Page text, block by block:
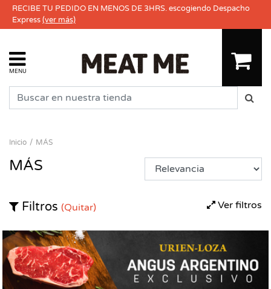
RECIBE TU PEDIDO EN MENOS DE 3HRS. escogiendo Despacho
Express(ver más)
MENU
Inicio MÁS
MÁS
Ver filtros
Filtros (Quitar)